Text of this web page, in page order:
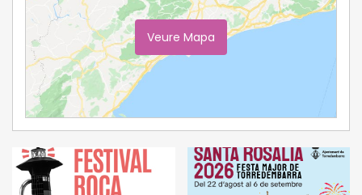
Veure Mapa